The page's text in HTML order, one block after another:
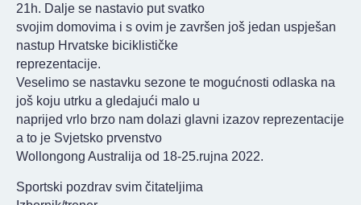
21h. Dalje se nastavio put svatko
svojim domovima i s ovim je završen još jedan uspješan
nastup Hrvatske biciklističke
reprezentacije.
Veselimo se nastavku sezone te mogućnosti odlaska na
još koju utrku a gledajući malo u
naprijed vrlo brzo nam dolazi glavni izazov reprezentacije
a to je Svjetsko prvenstvo
Wollongong Australija od 18-25.rujna 2022.
Sportski pozdrav svim čitateljima